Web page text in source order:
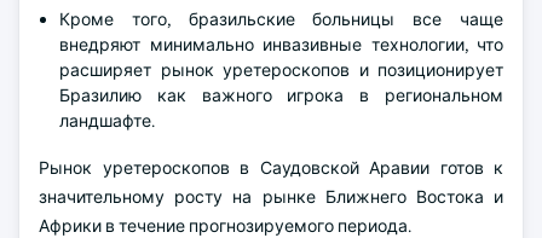
Кроме того, бразильские больницы все чаще
внедряют минимально инвазивные технологии, что
расширяет рынок уретероскопов и позиционирует
Бразилию как важного игрока в региональном
ландшафте.
Рынок уретероскопов в Саудовской Аравии готов к
значительному росту на рынке Ближнего Востока и
Африки в течение прогнозируемого периода.